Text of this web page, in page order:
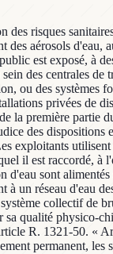
risques
aérosols d'eau,
est exposé, à
des centrales de
ou des systèmes
privées de
la première partie
des dispositions
exploitants utilisent
il est raccordé, à
sont
un réseau d'eau
collectif de
sa qualité physico-
R. 1321-50. «
permanent, les